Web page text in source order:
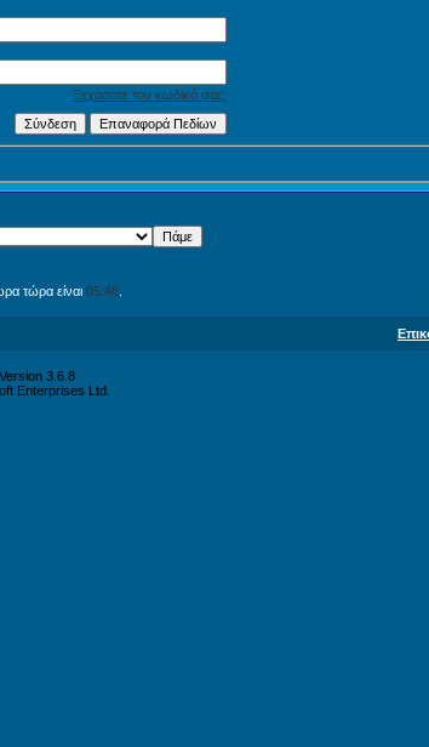
Ξεχάσατε τον κωδικό σας;
τώρα είναι 05:48
3.6.8
Enterprises Ltd.